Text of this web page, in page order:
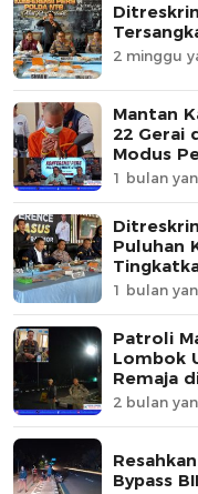
2 minggu
Mantan
22 Gerai
Modus
1 bulan
Puluhan
1 bulan
Patroli
Lombok
Remaja
2 bulan
Bypass